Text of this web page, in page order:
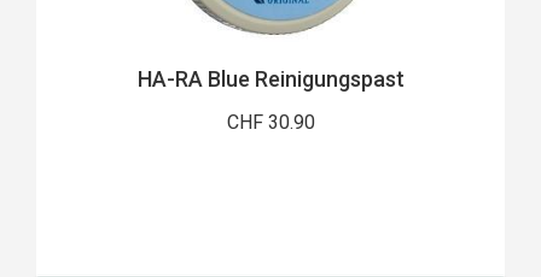
HA-RA Blue Reinigungspast
CHF 30.90